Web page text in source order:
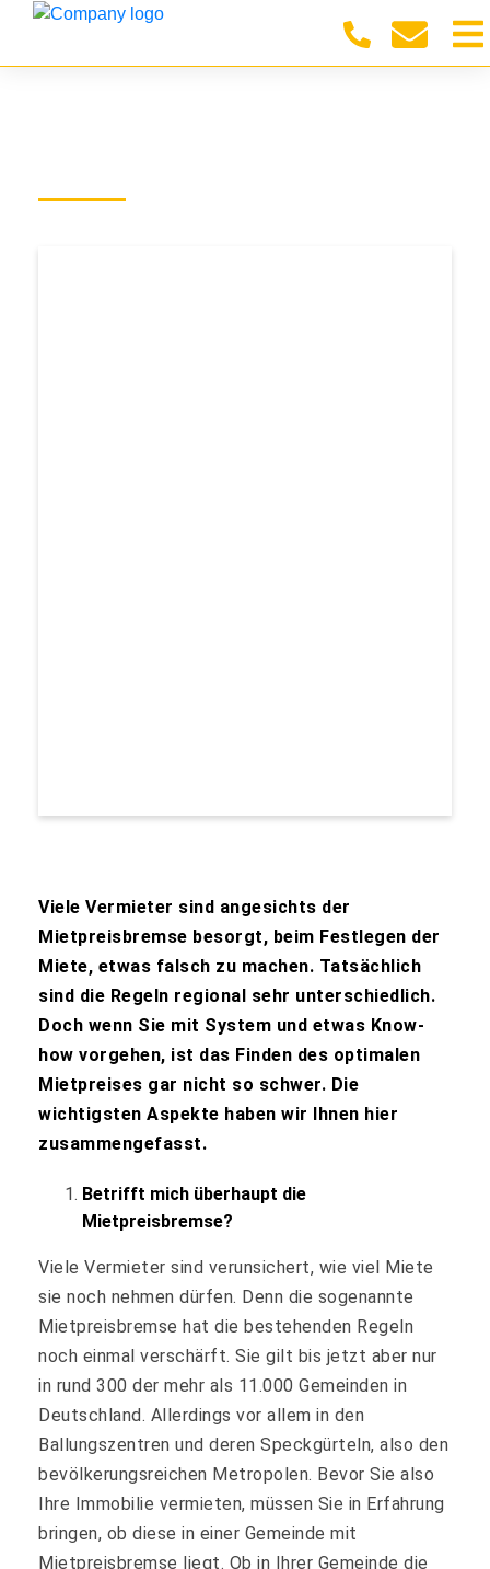
Viele Vermieter sind angesichts der
Mietpreisbremse besorgt, beim Festlegen der
Miete, etwas falsch zu machen. Tatsächlich
sind die Regeln regional sehr unterschiedlich.
Doch wenn Sie mit System und etwas Know-
how vorgehen, ist das Finden des optimalen
Mietpreises gar nicht so schwer. Die
wichtigsten Aspekte haben wir Ihnen hier
zusammengefasst.
Betrifft mich überhaupt die
Mietpreisbremse?
Viele Vermieter sind verunsichert, wie viel Miete
sie noch nehmen dürfen. Denn die sogenannte
Mietpreisbremse hat die bestehenden Regeln
noch einmal verschärft. Sie gilt bis jetzt aber nur
in rund 300 der mehr als 11.000 Gemeinden in
Deutschland. Allerdings vor allem in den
Ballungszentren und deren Speckgürteln, also den
bevölkerungsreichen Metropolen. Bevor Sie also
Ihre Immobilie vermieten, müssen Sie in Erfahrung
bringen, ob diese in einer Gemeinde mit
Mietpreisbremse liegt. Ob in Ihrer Gemeinde die